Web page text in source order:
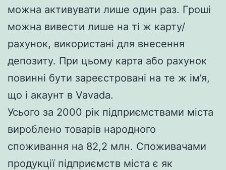
можна активувати лише один раз. Гроші
можна вивести лише на ті ж карту/
рахунок, використані для внесення
депозиту. При цьому карта або рахунок
повинні бути зареєстровані на те ж ім’я,
що і акаунт в Vavada.
Усього за 2000 рік підприємствами міста
вироблено товарів народного
споживання на 82,2 млн. Споживачами
продукції підприємств міста є як